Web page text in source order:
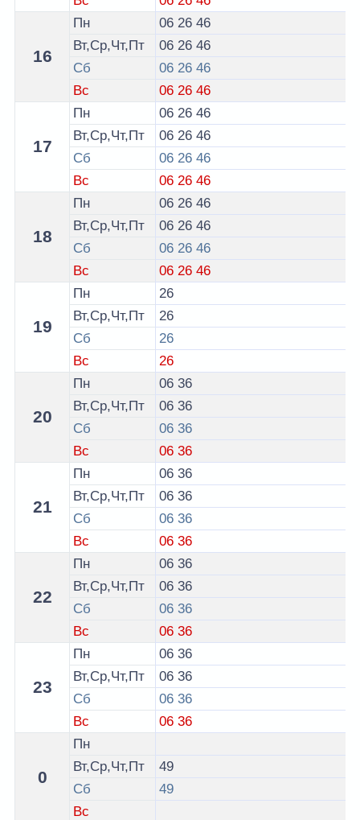
16
Пн 06 26 46
Вт,Ср,Чт,Пт
06 26 46
Сб
06 26 46
Вс
06 26 46
17
Пн 06 26 46
Вт,Ср,Чт,Пт
06 26 46
Сб
06 26 46
Вс
06 26 46
18
Пн 06 26 46
Вт,Ср,Чт,Пт
06 26 46
Сб
06 26 46
Вс
06 26 46
19
Пн
26
Вт,Ср,Чт,Пт
26
Сб
26
Вс
26
20
Пн 06 36
Вт,Ср,Чт,Пт
06 36
Сб
06 36
Вс
06 36
21
Пн 06 36
Вт,Ср,Чт,Пт
06 36
Сб
06 36
Вс
06 36
22
Пн 06 36
Вт,Ср,Чт,Пт
06 36
Сб
06 36
Вс
06 36
23
Пн 06 36
Вт,Ср,Чт,Пт
06 36
Сб
06 36
Вс
06 36
0
Пн
Вт,Ср,Чт,Пт
49
Сб
49
Вс